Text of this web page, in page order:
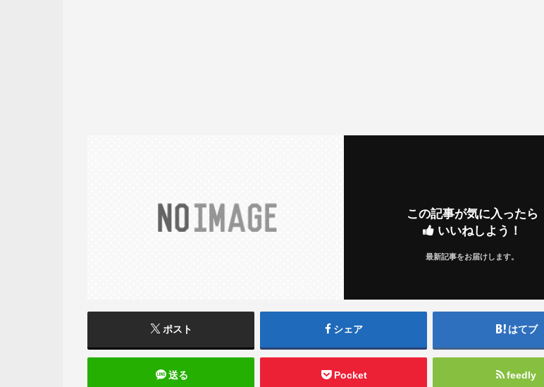
この記事が気に入ったら
いいねしよう！
最新記事をお届けします。
ポスト シェア はてブ
送る Pocket feedly